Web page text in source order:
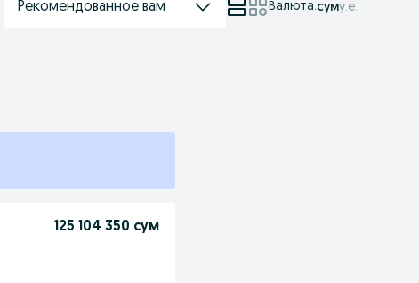
Рекомендованное вам Валюта:суму.е.
125 104 350 сум